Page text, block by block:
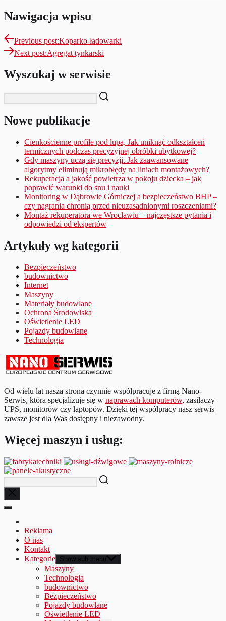
Nawigacja wpisu
Previous post:Koparko-ładowarki
Next post:Agregat tynkarski
Wyszukaj w serwisie
Nowe publikacje
Cienkościenne profile pod lupą. Jak uniknąć odkształceń
termicznych podczas precyzyjnej obróbki ubytkowej?
Gdy maszyny uczą się precyzji. Jak zaawansowane
algorytmy eliminują mikrobłędy na liniach montażowych?
Rekuperacja a jakość powietrza w pokoju dziecka – jak
poprawić warunki do snu i nauki
Monitoring w Dąbrowie Górniczej a bezpieczeństwo BHP –
czy nagrania chronią przed nieuzasadnionymi roszczeniami?
Montaż rekuperatora we Wrocławiu – najczęstsze pytania i
odpowiedzi od ekspertów
Artykuły wg kategorii
Bezpieczeństwo
budownictwo
Internet
Maszyny
Materiały budowlane
Ochrona Środowiska
Oświetlenie LED
Pojazdy budowlane
Technologia
Od wielu lat nasza strona czynnie współpracuje z firmą Nano-
Serwis, która specjalizuje się w naprawach komputerów, zasilaczy
UPS, monitorów czy laptopów. Dzięki tej współpracy nasz serwis
zawsze jest dla Was dostępny i niezawodny.
Więcej maszyn i usług:
Reklama
O nas
Kontakt
Kategorie Show sub menu
Maszyny
Technologia
budownictwo
Bezpieczeństwo
Pojazdy budowlane
Oświetlenie LED